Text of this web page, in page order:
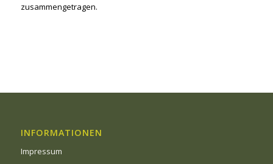
zusammengetragen.
INFORMATIONEN
Impressum